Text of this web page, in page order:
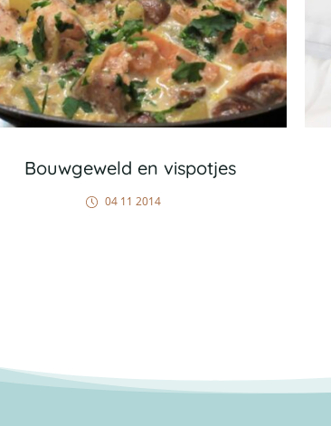
Bouwgeweld en vispotjes
04 11 2014